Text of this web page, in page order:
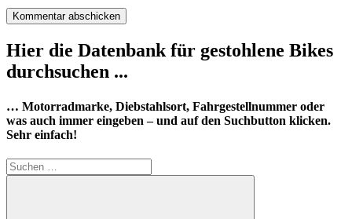
Hier die Datenbank für gestohlene Bikes
durchsuchen ...
… Motorradmarke, Diebstahlsort, Fahrgestellnummer oder
was auch immer eingeben – und auf den Suchbutton klicken.
Sehr einfach!
Suchen
nach: